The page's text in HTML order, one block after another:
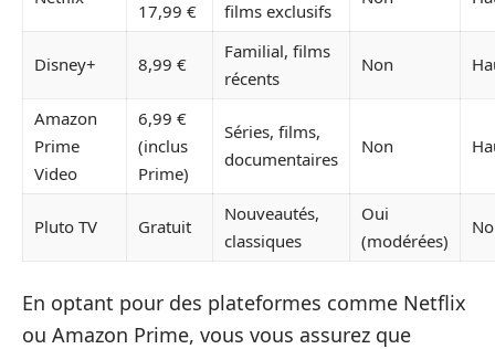
17,99 € films exclusifs
Disney+ 8,99 €
Familial, films
récents
Non
Amazon
Prime
Video
6,99 €
(inclus
Prime)
Séries, films,
documentaires
Non
Pluto TV Gratuit
Nouveautés,
classiques
Oui
(modérées)
En optant pour des plateformes comme Netflix
ou Amazon Prime, vous vous assurez que